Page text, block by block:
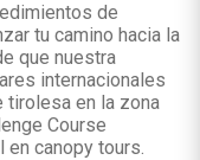
de
tu camino hacia la
que nuestra
internacionales
tirolesa en la zona
Course
en canopy tours.